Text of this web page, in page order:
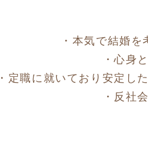
・本気で結婚を
・心身
・定職に就いており安定し
・反社